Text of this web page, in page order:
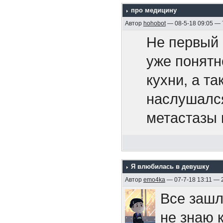
105-мм
После
четыре
был
двойную, с
правом
случаев
Припев.
И если
то не
себе мы
своей
Припев.
https://
-
и входят в
Боюсь,
поэтому
парте.
про медицину
Автор hohobot— 08-5-18 09:05 —
Не первый
уже
кухни, а
метастазы
У меня
ему
Я влюбилась в девушку
Автор emo4ka— 07-7-18 13:11 —
Все
не знаю